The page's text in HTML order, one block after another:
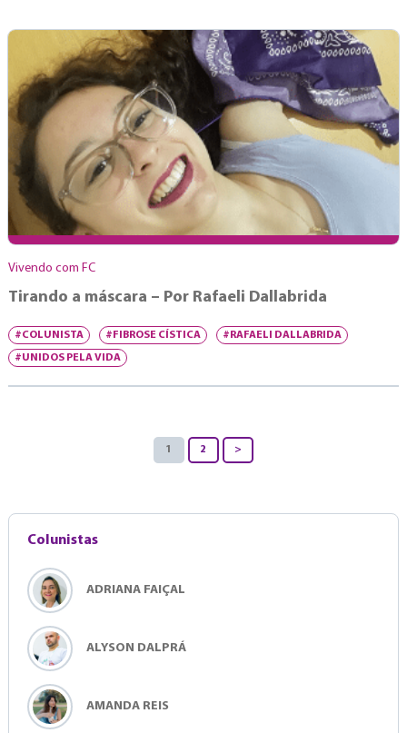
Vivendo com FC
Tirando a máscara – Por Rafaeli Dallabrida
#COLUNISTA #FIBROSE CÍSTICA #RAFAELI DALLABRIDA
#UNIDOS PELA VIDA
1 2 >
Colunistas
ADRIANA FAIÇAL
ALYSON DALPRÁ
AMANDA REIS